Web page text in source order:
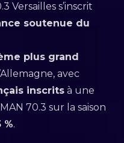
Versailles s’inscrit
soutenue du
plus grand
avec
inscrits à une
70.3 sur la saison
%.